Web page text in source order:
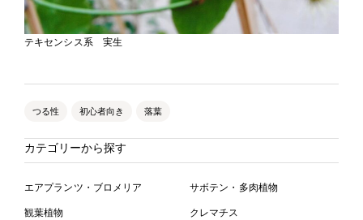
テキセンシス系 実生
つる性 初心者向き 落葉
カテゴリーから探す
エアプランツ・ブロメリア サボテン・多肉植物
観葉植物 クレマチス